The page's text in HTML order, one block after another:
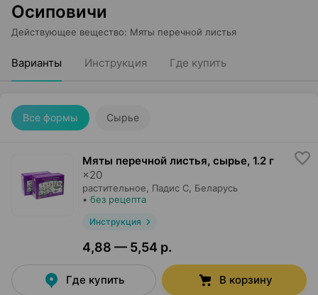
Осиповичи
Действующее вещество: Мяты перечной листья
Варианты Инструкция Где купить
Все формы Сырье
Мяты перечной листья, сырье, 1.2 г
×20
растительное, Падис С , Беларусь
• без рецепта
Инструкция
4,88 — 5,54 р.
Где купить В корзину